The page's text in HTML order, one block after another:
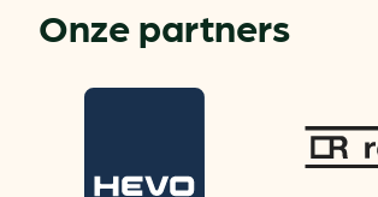
Onze partners